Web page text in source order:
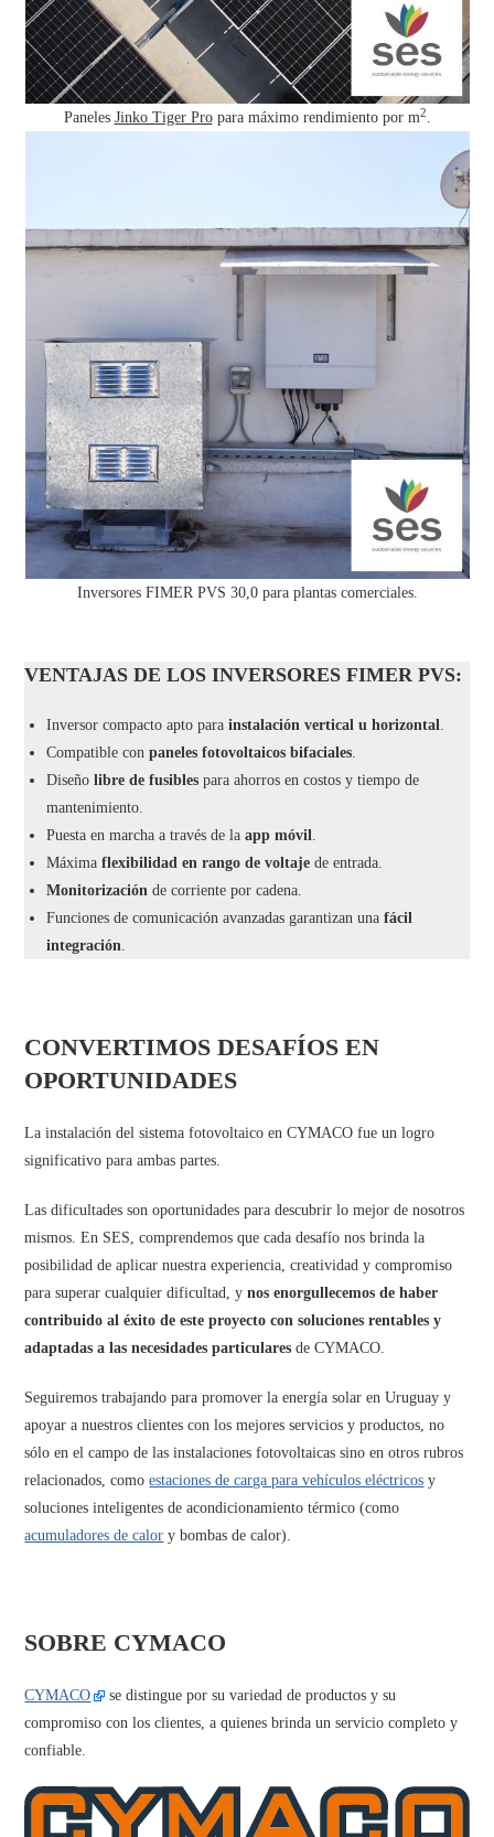
Paneles Jinko Tiger Propara máximo rendimiento por m2
Inversores FIMER PVS 30,0 para plantas comerciales.
VENTAJAS DE LOS INVERSORES FIMER PVS:
Inversor compacto apto parainstalación vertical u horizontal
Compatible conpaneles fotovoltaicos bifaciales
Diseñolibre de fusibles para ahorros en costos y tiempo de
mantenimiento.
Puesta en marcha a través de laapp móvil
Máximaflexibilidad en rango de voltaje de entrada.
Monitorizaciónde corriente por cadena.
Funciones de comunicación avanzadas garantizan unafácil
integración
CONVERTIMOS DESAFÍOS EN
OPORTUNIDADES
La instalación del sistema fotovoltaico en CYMACO fue un logro
significativo para ambas partes.
Las dificultades son oportunidades para descubrir lo mejor de nosotros
mismos. En SES, comprendemos que cada desafío nos brinda la
posibilidad de aplicar nuestra experiencia, creatividad y compromiso
para superar cualquier dificultad, ynos enorgullecemos de haber
contribuido al éxito de este proyecto con soluciones rentables y
adaptadas a las necesidades particulares de CYMACO.
Seguiremos trabajando para promover la energía solar en Uruguay y
apoyar a nuestros clientes con los mejores servicios y productos, no
sólo en el campo de las instalaciones fotovoltaicas sino en otros rubros
relacionados, comoestaciones de carga para vehículos eléctricos y
soluciones inteligentes de acondicionamiento térmico (como
acumuladores de calor y bombas de calor).
SOBRE CYMACO
CYMACO
se distingue por su variedad de productos y su
compromiso con los clientes, a quienes brinda un servicio completo y
confiable.